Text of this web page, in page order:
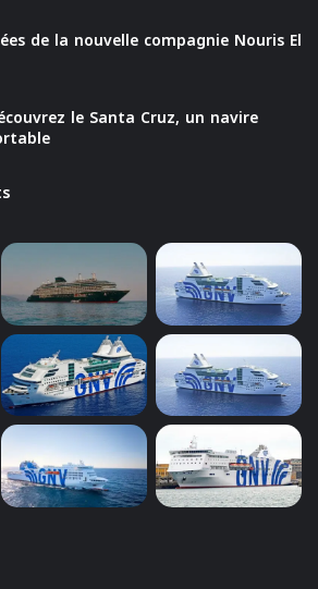
de la nouvelle compagnie Nouris El
le Santa Cruz, un navire